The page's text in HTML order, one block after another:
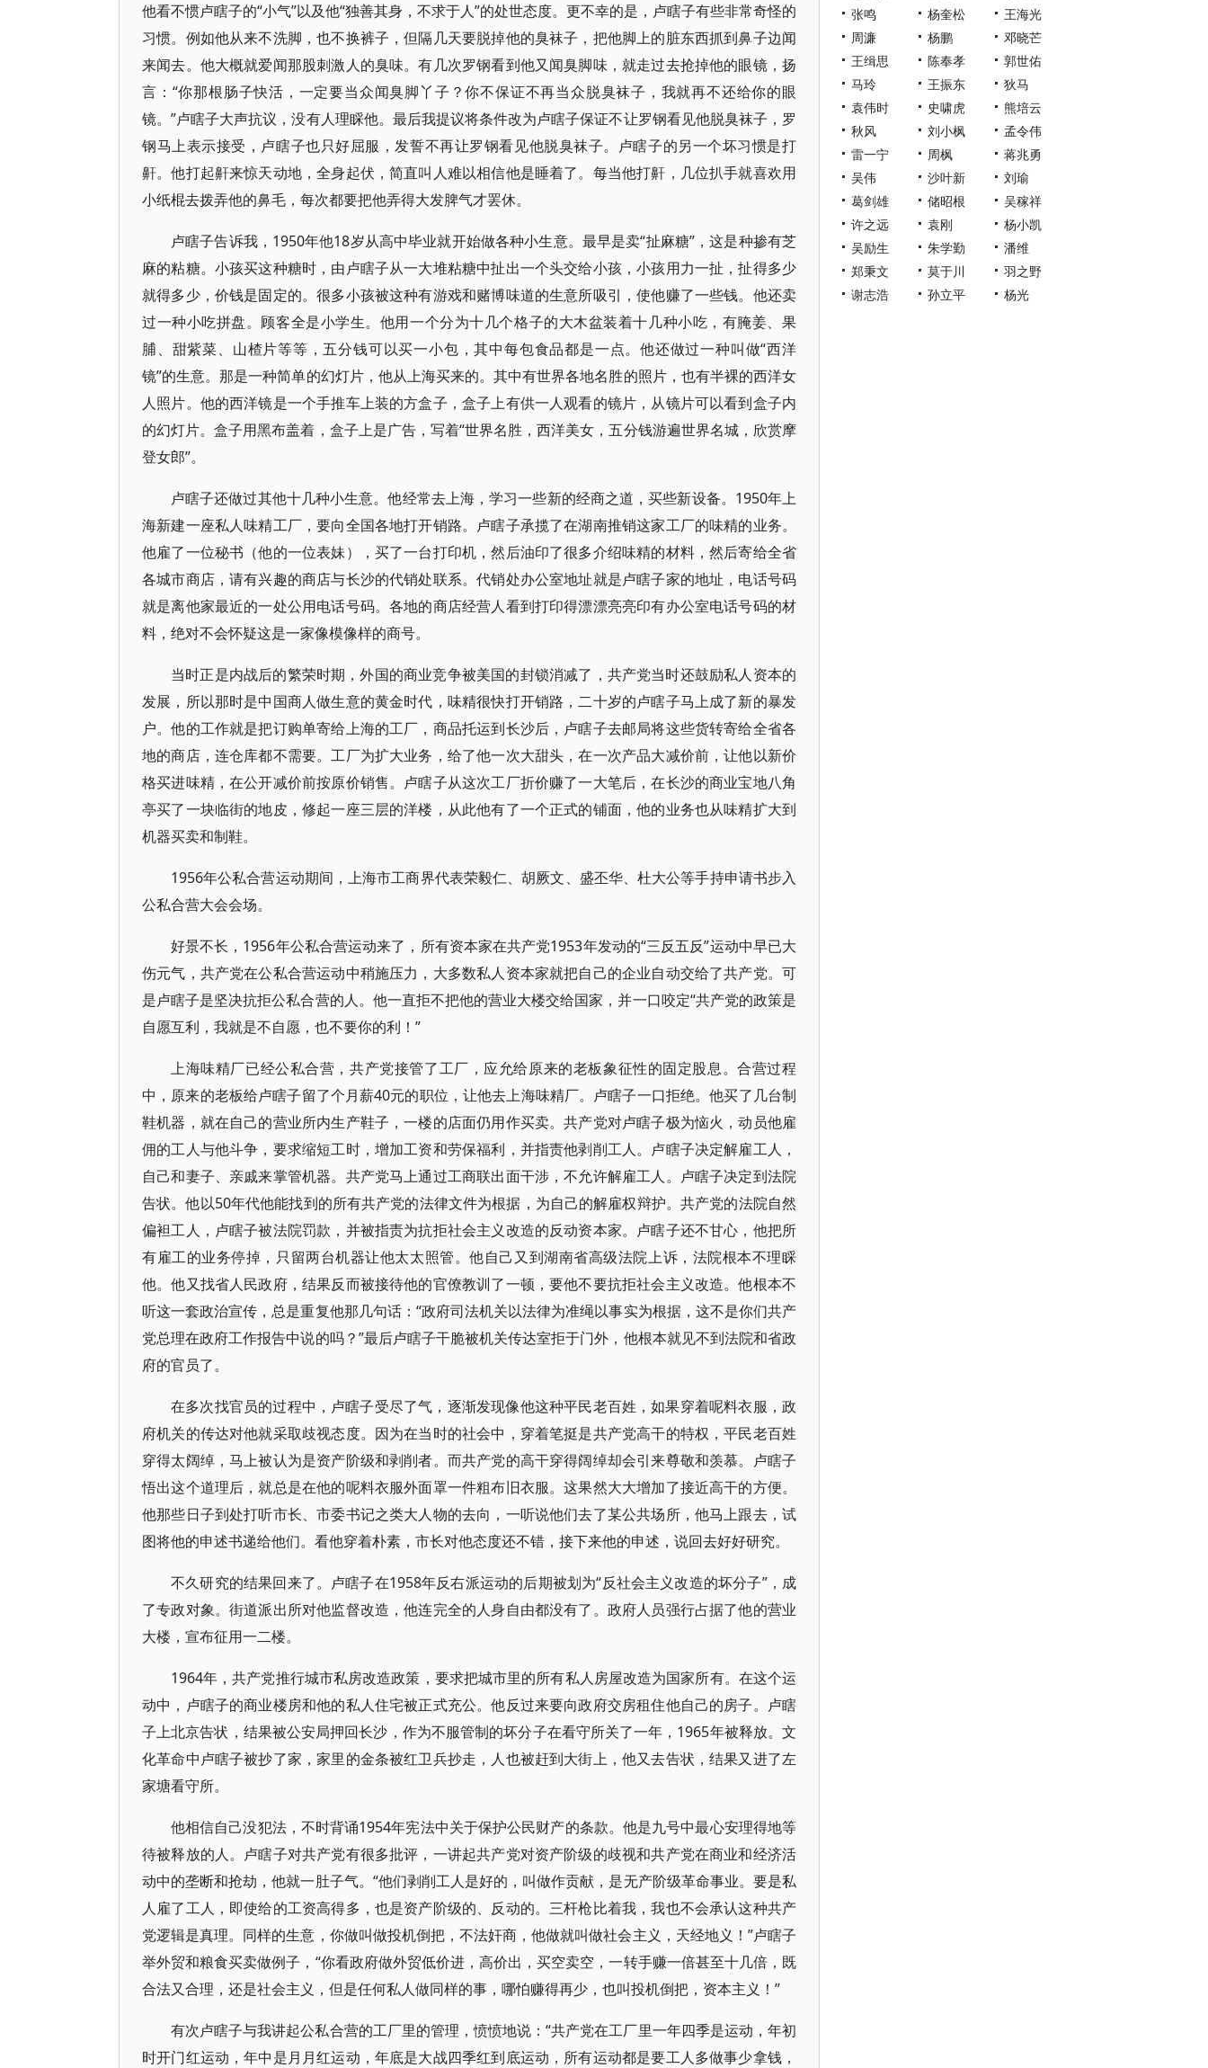
他看不惯卢瞎子的“小气”以及他“独善其身，不求于人”的处世态度。更不幸的是，卢瞎子有些非常奇怪的
习惯。例如他从来不洗脚，也不换裤子，但隔几天要脱掉他的臭袜子，把他脚上的脏东西抓到鼻子边闻
来闻去。他大概就爱闻那股刺激人的臭味。有几次罗钢看到他又闻臭脚味，就走过去抢掉他的眼镜，扬
言：“你那根肠子快活，一定要当众闻臭脚丫子？你不保证不再当众脱臭袜子，我就再不还给你的眼
镜。”卢瞎子大声抗议，没有人理睬他。最后我提议将条件改为卢瞎子保证不让罗钢看见他脱臭袜子，罗
钢马上表示接受，卢瞎子也只好屈服，发誓不再让罗钢看见他脱臭袜子。卢瞎子的另一个坏习惯是打
鼾。他打起鼾来惊天动地，全身起伏，简直叫人难以相信他是睡着了。每当他打鼾，几位扒手就喜欢用
小纸棍去拨弄他的鼻毛，每次都要把他弄得大发脾气才罢休。
卢瞎子告诉我，1950年他18岁从高中毕业就开始做各种小生意。最早是卖“扯麻糖”，这是种掺有芝
麻的粘糖。小孩买这种糖时，由卢瞎子从一大堆粘糖中扯出一个头交给小孩，小孩用力一扯，扯得多少
就得多少，价钱是固定的。很多小孩被这种有游戏和赌博味道的生意所吸引，使他赚了一些钱。他还卖
过一种小吃拼盘。顾客全是小学生。他用一个分为十几个格子的大木盆装着十几种小吃，有腌姜、果
脯、甜紫菜、山楂片等等，五分钱可以买一小包，其中每包食品都是一点。他还做过一种叫做“西洋
镜”的生意。那是一种简单的幻灯片，他从上海买来的。其中有世界各地名胜的照片，也有半裸的西洋女
人照片。他的西洋镜是一个手推车上装的方盒子，盒子上有供一人观看的镜片，从镜片可以看到盒子内
的幻灯片。盒子用黑布盖着，盒子上是广告，写着“世界名胜，西洋美女，五分钱游遍世界名城，欣赏摩
登女郎”。
卢瞎子还做过其他十几种小生意。他经常去上海，学习一些新的经商之道，买些新设备。1950年上
海新建一座私人味精工厂，要向全国各地打开销路。卢瞎子承揽了在湖南推销这家工厂的味精的业务。
他雇了一位秘书（他的一位表妹），买了一台打印机，然后油印了很多介绍味精的材料，然后寄给全省
各城市商店，请有兴趣的商店与长沙的代销处联系。代销处办公室地址就是卢瞎子家的地址，电话号码
就是离他家最近的一处公用电话号码。各地的商店经营人看到打印得漂漂亮亮印有办公室电话号码的材
料，绝对不会怀疑这是一家像模像样的商号。
当时正是内战后的繁荣时期，外国的商业竞争被美国的封锁消减了，共产党当时还鼓励私人资本的
发展，所以那时是中国商人做生意的黄金时代，味精很快打开销路，二十岁的卢瞎子马上成了新的暴发
户。他的工作就是把订购单寄给上海的工厂，商品托运到长沙后，卢瞎子去邮局将这些货转寄给全省各
地的商店，连仓库都不需要。工厂为扩大业务，给了他一次大甜头，在一次产品大减价前，让他以新价
格买进味精，在公开减价前按原价销售。卢瞎子从这次工厂折价赚了一大笔后，在长沙的商业宝地八角
亭买了一块临街的地皮，修起一座三层的洋楼，从此他有了一个正式的铺面，他的业务也从味精扩大到
机器买卖和制鞋。
1956年公私合营运动期间，上海市工商界代表荣毅仁、胡厥文、盛丕华、杜大公等手持申请书步入
公私合营大会会场。
好景不长，1956年公私合营运动来了，所有资本家在共产党1953年发动的“三反五反”运动中早已大
伤元气，共产党在公私合营运动中稍施压力，大多数私人资本家就把自己的企业自动交给了共产党。可
是卢瞎子是坚决抗拒公私合营的人。他一直拒不把他的营业大楼交给国家，并一口咬定“共产党的政策是
自愿互利，我就是不自愿，也不要你的利！”
上海味精厂已经公私合营，共产党接管了工厂，应允给原来的老板象征性的固定股息。合营过程
中，原来的老板给卢瞎子留了个月薪40元的职位，让他去上海味精厂。卢瞎子一口拒绝。他买了几台制
鞋机器，就在自己的营业所内生产鞋子，一楼的店面仍用作买卖。共产党对卢瞎子极为恼火，动员他雇
佣的工人与他斗争，要求缩短工时，增加工资和劳保福利，并指责他剥削工人。卢瞎子决定解雇工人，
自己和妻子、亲戚来掌管机器。共产党马上通过工商联出面干涉，不允许解雇工人。卢瞎子决定到法院
告状。他以50年代他能找到的所有共产党的法律文件为根据，为自己的解雇权辩护。共产党的法院自然
偏袒工人，卢瞎子被法院罚款，并被指责为抗拒社会主义改造的反动资本家。卢瞎子还不甘心，他把所
有雇工的业务停掉，只留两台机器让他太太照管。他自己又到湖南省高级法院上诉，法院根本不理睬
他。他又找省人民政府，结果反而被接待他的官僚教训了一顿，要他不要抗拒社会主义改造。他根本不
听这一套政治宣传，总是重复他那几句话：“政府司法机关以法律为准绳以事实为根据，这不是你们共产
党总理在政府工作报告中说的吗？”最后卢瞎子干脆被机关传达室拒于门外，他根本就见不到法院和省政
府的官员了。
在多次找官员的过程中，卢瞎子受尽了气，逐渐发现像他这种平民老百姓，如果穿着呢料衣服，政
府机关的传达对他就采取歧视态度。因为在当时的社会中，穿着笔挺是共产党高干的特权，平民老百姓
穿得太阔绰，马上被认为是资产阶级和剥削者。而共产党的高干穿得阔绰却会引来尊敬和羡慕。卢瞎子
悟出这个道理后，就总是在他的呢料衣服外面罩一件粗布旧衣服。这果然大大增加了接近高干的方便。
他那些日子到处打听市长、市委书记之类大人物的去向，一听说他们去了某公共场所，他马上跟去，试
图将他的申述书递给他们。看他穿着朴素，市长对他态度还不错，接下来他的申述，说回去好好研究。
不久研究的结果回来了。卢瞎子在1958年反右派运动的后期被划为“反社会主义改造的坏分子”，成
了专政对象。街道派出所对他监督改造，他连完全的人身自由都没有了。政府人员强行占据了他的营业
大楼，宣布征用一二楼。
1964年，共产党推行城市私房改造政策，要求把城市里的所有私人房屋改造为国家所有。在这个运
动中，卢瞎子的商业楼房和他的私人住宅被正式充公。他反过来要向政府交房租住他自己的房子。卢瞎
子上北京告状，结果被公安局押回长沙，作为不服管制的坏分子在看守所关了一年，1965年被释放。文
化革命中卢瞎子被抄了家，家里的金条被红卫兵抄走，人也被赶到大街上，他又去告状，结果又进了左
家塘看守所。
他相信自己没犯法，不时背诵1954年宪法中关于保护公民财产的条款。他是九号中最心安理得地等
待被释放的人。卢瞎子对共产党有很多批评，一讲起共产党对资产阶级的歧视和共产党在商业和经济活
动中的垄断和抢劫，他就一肚子气。“他们剥削工人是好的，叫做作贡献，是无产阶级革命事业。要是私
人雇了工人，即使给的工资高得多，也是资产阶级的、反动的。三杆枪比着我，我也不会承认这种共产
党逻辑是真理。同样的生意，你做叫做投机倒把，不法奸商，他做就叫做社会主义，天经地义！”卢瞎子
举外贸和粮食买卖做例子，“你看政府做外贸低价进，高价出，买空卖空，一转手赚一倍甚至十几倍，既
合法又合理，还是社会主义，但是任何私人做同样的事，哪怕赚得再少，也叫投机倒把，资本主义！”
有次卢瞎子与我讲起公私合营的工厂里的管理，愤愤地说：“共产党在工厂里一年四季是运动，年初
时开门红运动，年中是月月红运动，年底是大战四季红到底运动，所有运动都是要工人多做事少拿钱，
张鸣
杨奎松
王海光
周濂
杨鹏
邓晓芒
王缉思
陈奉孝
郭世佑
马玲
王振东
狄马
袁伟时
史啸虎
熊培云
秋风
刘小枫
孟令伟
雷一宁
周枫
蒋兆勇
吴伟
沙叶新
刘瑜
葛剑雄
储昭根
吴稼祥
许之远
袁刚
杨小凯
吴励生
朱学勤
潘维
郑秉文
莫于川
羽之野
谢志浩
孙立平 杨光